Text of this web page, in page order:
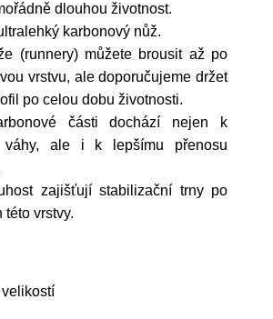
dlouhou životnost.
karbonový nůž.
(runnery) můžete brousit až po
vrstvu, ale doporučujeme držet
po celou dobu životnosti.
části dochází nejen k
váhy, ale i k lepšímu přenosu
zajišťují stabilizační trny po
této vrstvy.